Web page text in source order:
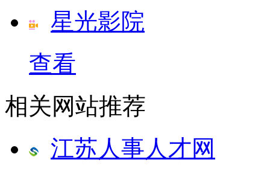
星光影院
查看
相关网站推荐
江苏人事人才网